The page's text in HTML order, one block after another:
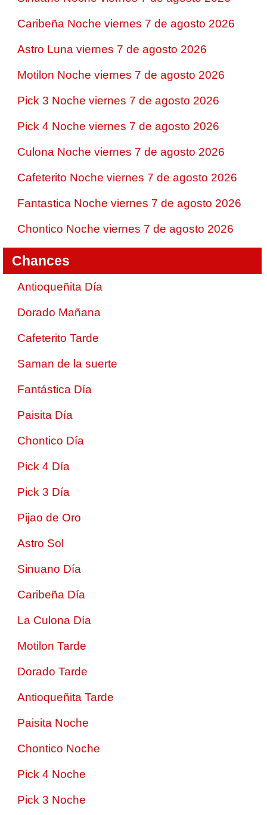
Caribeña Noche viernes 7 de agosto 2026
Astro Luna viernes 7 de agosto 2026
Motilon Noche viernes 7 de agosto 2026
Pick 3 Noche viernes 7 de agosto 2026
Pick 4 Noche viernes 7 de agosto 2026
Culona Noche viernes 7 de agosto 2026
Cafeterito Noche viernes 7 de agosto 2026
Fantastica Noche viernes 7 de agosto 2026
Chontico Noche viernes 7 de agosto 2026
Chances
Antioqueñita Día
Dorado Mañana
Cafeterito Tarde
Saman de la suerte
Fantástica Día
Paisita Día
Chontico Día
Pick 4 Día
Pick 3 Día
Pijao de Oro
Astro Sol
Sinuano Día
Caribeña Día
La Culona Día
Motilon Tarde
Dorado Tarde
Antioqueñita Tarde
Paisita Noche
Chontico Noche
Pick 4 Noche
Pick 3 Noche